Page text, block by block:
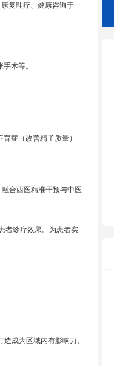
复理疗、健康咨询于一
术等。
症（改善精子质量）
合西医精准干预与中医
者诊疗效果。为患者实
成为区域内有影响力、